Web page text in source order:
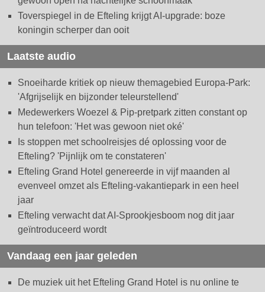
Toverspiegel in de Efteling krijgt AI-upgrade: boze
koningin scherper dan ooit
Laatste audio
Snoeiharde kritiek op nieuw themagebied Europa-Park:
'Afgrijselijk en bijzonder teleurstellend'
Medewerkers Woezel & Pip-pretpark zitten constant op
hun telefoon: 'Het was gewoon niet oké'
Is stoppen met schoolreisjes dé oplossing voor de
Efteling? 'Pijnlijk om te constateren'
Efteling Grand Hotel genereerde in vijf maanden al
evenveel omzet als Efteling-vakantiepark in een heel
jaar
Efteling verwacht dat AI-Sprookjesboom nog dit jaar
geïntroduceerd wordt
Vandaag een jaar geleden
De muziek uit het Efteling Grand Hotel is nu online te